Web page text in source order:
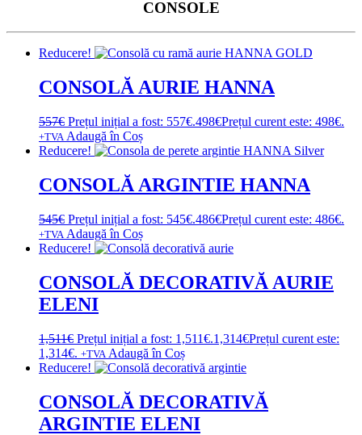
CONSOLE
Reducere!
CONSOLĂ AURIE HANNA
557€ Prețul inițial a fost: 557€.498€Prețul curent este: 498€.
+TVA Adaugă în Coș
Reducere!
CONSOLĂ ARGINTIE HANNA
545€ Prețul inițial a fost: 545€.486€Prețul curent este: 486€.
+TVA Adaugă în Coș
Reducere!
CONSOLĂ DECORATIVĂ AURIE
ELENI
1,511€ Prețul inițial a fost: 1,511€.1,314€Prețul curent este:
1,314€. +TVA Adaugă în Coș
Reducere!
CONSOLĂ DECORATIVĂ
ARGINTIE ELENI